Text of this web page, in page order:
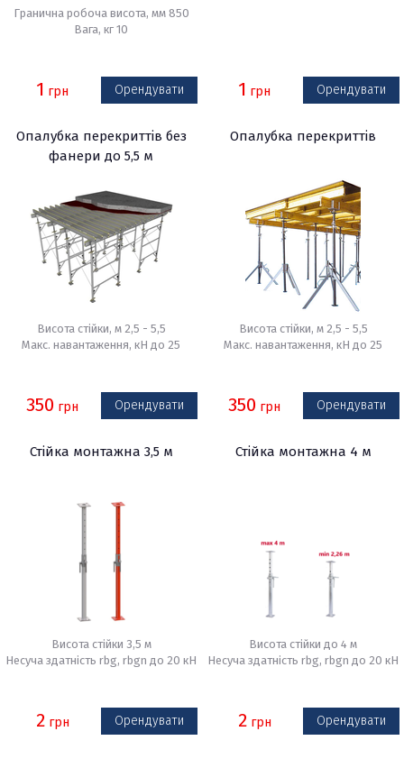
Гранична робоча висота, мм 850
Вага, кг 10
1 грн Орендувати 1 грн Орендувати
Опалубка перекриттів без
фанери до 5,5 м
Висота стійки, м 2,5 - 5,5
Макс. навантаження, кН до 25
350 грн Орендувати
Опалубка перекриттів
Висота стійки, м 2,5 - 5,5
Макс. навантаження, кН до 25
350 грн Орендувати
Стійка монтажна 3,5 м
Висота стійки 3,5 м
Несуча здатність rbg, rbgn до 20 кН
2грн Орендувати
Стійка монтажна 4 м
Висота стійки до 4 м
Несуча здатність rbg, rbgn до 20 кН
2грн Орендувати